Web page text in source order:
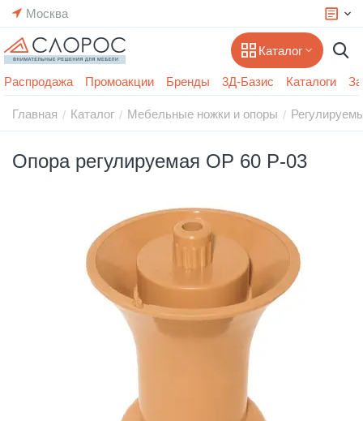
Москва
Каталог
Распродажа Промоакции Бренды 3Д-Базис Каталоги
Главная / Каталог / Мебельные ножки и опоры /
Опора регулируемая ОР 60 Р-03